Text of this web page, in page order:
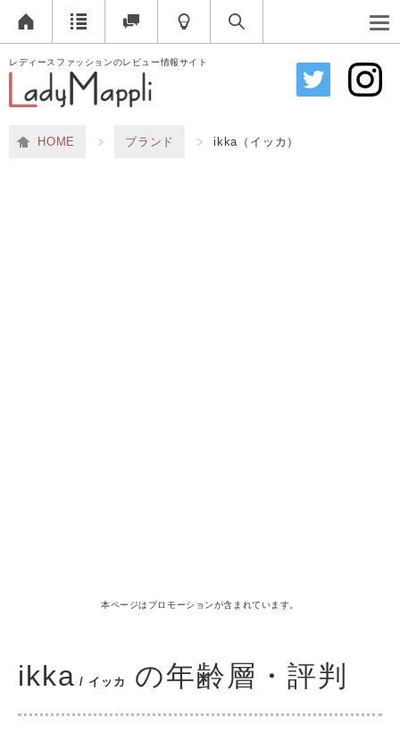
レディースファッションのレビュー情報サイト
HOME ブランド ikka（イッカ）
本ページはプロモーションが含まれています。
ikka / イッカ の年齢層・評判